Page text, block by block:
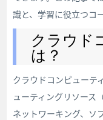
識と、学習に役立つコ
クラウド
は？
クラウドコンピューテ
ューティングリソース
ネットワーキング、ソ